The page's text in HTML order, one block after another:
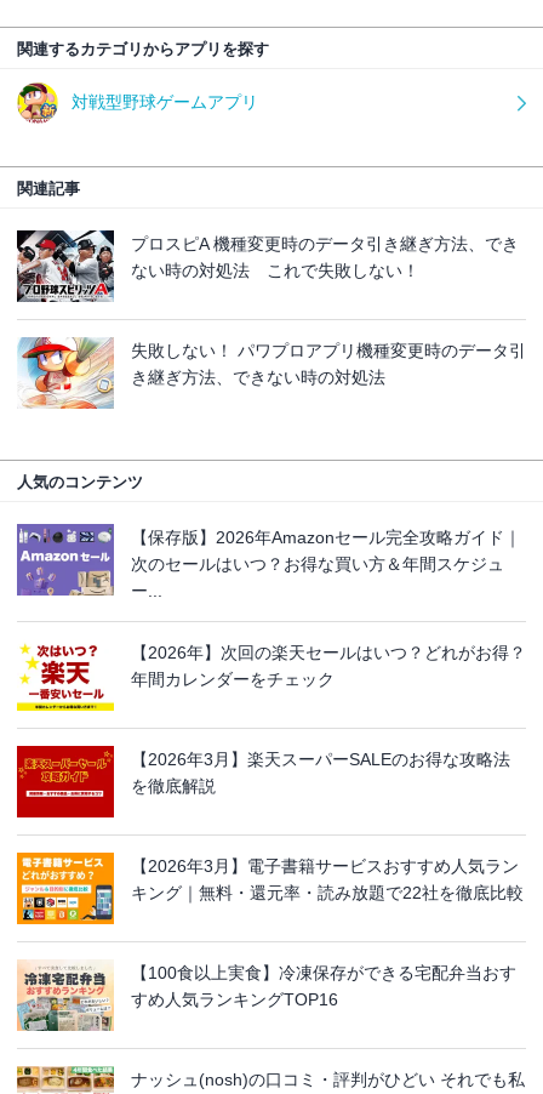
関連するカテゴリからアプリを探す
対戦型野球ゲームアプリ
関連記事
プロスピA 機種変更時のデータ引き継ぎ方法、でき
ない時の対処法 これで失敗しない！
失敗しない！ パワプロアプリ機種変更時のデータ引
き継ぎ方法、できない時の対処法
人気のコンテンツ
【保存版】2026年Amazonセール完全攻略ガイド｜
次のセールはいつ？お得な買い方＆年間スケジュ
ー...
【2026年】次回の楽天セールはいつ？どれがお得？
年間カレンダーをチェック
【2026年3月】楽天スーパーSALEのお得な攻略法
を徹底解説
【2026年3月】電子書籍サービスおすすめ人気ラン
キング｜無料・還元率・読み放題で22社を徹底比較
【100食以上実食】冷凍保存ができる宅配弁当おす
すめ人気ランキングTOP16
ナッシュ(nosh)の口コミ・評判がひどい それでも私